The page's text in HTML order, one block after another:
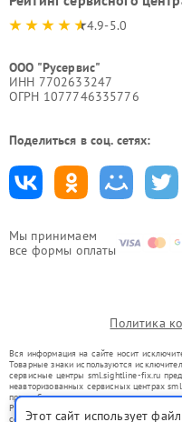
Мы принимаем
все формы оплаты
4.9-5.0
ООО "Русервис"
ИНН 7702633247
ОГРН 1077746335776
Поделиться в соц. сетях:
Политика
Вся информация на сайте носит
Товарные знаки используются
сервисные центры sml.sightline-fix.ru
неавторизованных сервисных центрах
правообладателями товарных знаков
Ремонт осуществляется для устройств,
со статьей 1487 ГК РФ.
Этот сайт использует